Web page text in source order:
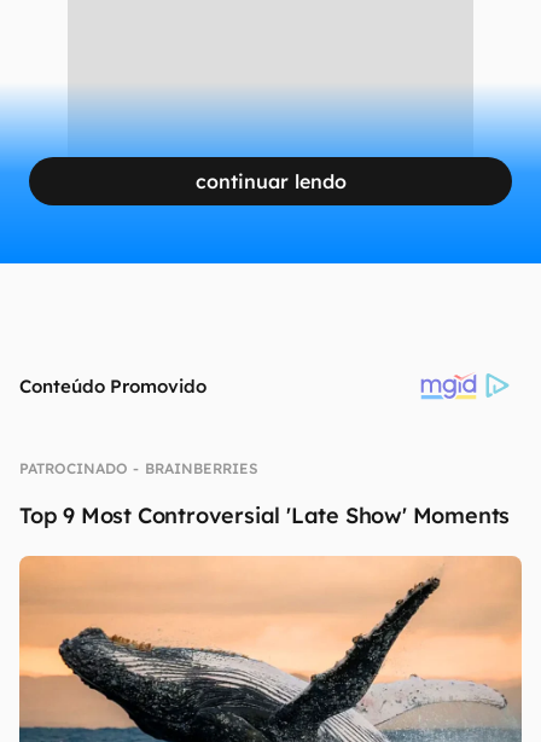
continuar lendo